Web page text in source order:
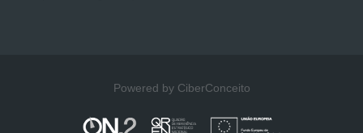
Powered by CiberConceito